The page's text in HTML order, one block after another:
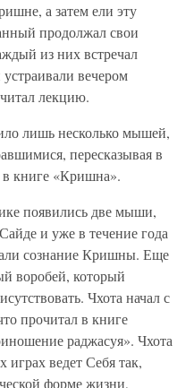
а затем ели эту
продолжал свои
из них встречал
вечером
лекцию.
лишь несколько мышей,
пересказывая в
в книге «Кришна».
появились две мыши,
и уже в течение года
сознание Кришны. Еще
воробей, который
Чхота начал с
прочитал в книге
раджасуя». Чхота
ведет Себя так,
форме жизни,